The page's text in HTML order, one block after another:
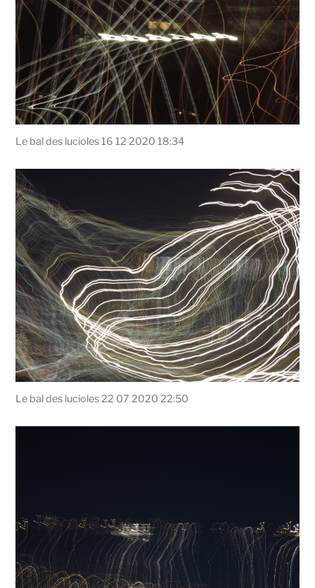
Le bal des lucioles 16 12 2020 18:34
Le bal des lucioles 22 07 2020 22:50